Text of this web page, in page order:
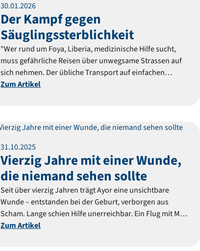
30.01.2026
Der Kampf gegen
Säuglingssterblichkeit
"Wer rund um Foya, Liberia, medizinische Hilfe sucht,
muss gefährliche Reisen über unwegsame Strassen auf
sich nehmen. Der übliche Transport auf einfachen
Motorrädern birgt fatale Risiken. Mit Motorrad-
Zum Artikel
31.10.2025
Vierzig Jahre mit einer Wunde,
die niemand sehen sollte
Seit über vierzig Jahren trägt Ayor eine unsichtbare
Wunde – entstanden bei der Geburt, verborgen aus
Scham. Lange schien Hilfe unerreichbar. Ein Flug mit MAF
gibt ihr nun die Chance auf eine lebensverändernde
Zum Artikel